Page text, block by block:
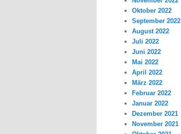
Oktober 2022
September 2022
August 2022
Juli 2022
Juni 2022
Mai 2022
April 2022
März 2022
Februar 2022
Januar 2022
Dezember 2021
November 2021